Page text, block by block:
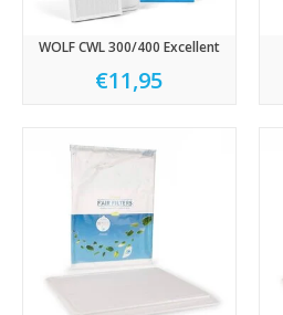
WOLF CWL 300/400 Excellent
€11,95